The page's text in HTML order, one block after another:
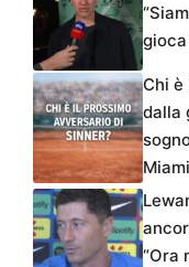
Chi è
dalla
Miami
“Ora